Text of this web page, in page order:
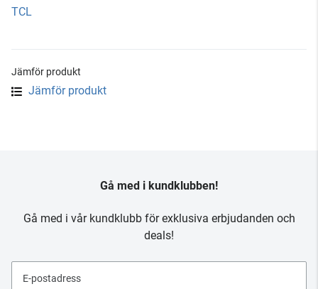
TCL
Jämför produkt
Jämför produkt
Gå med i kundklubben!
Gå med i vår kundklubb för exklusiva erbjudanden och
deals!
E-postadress